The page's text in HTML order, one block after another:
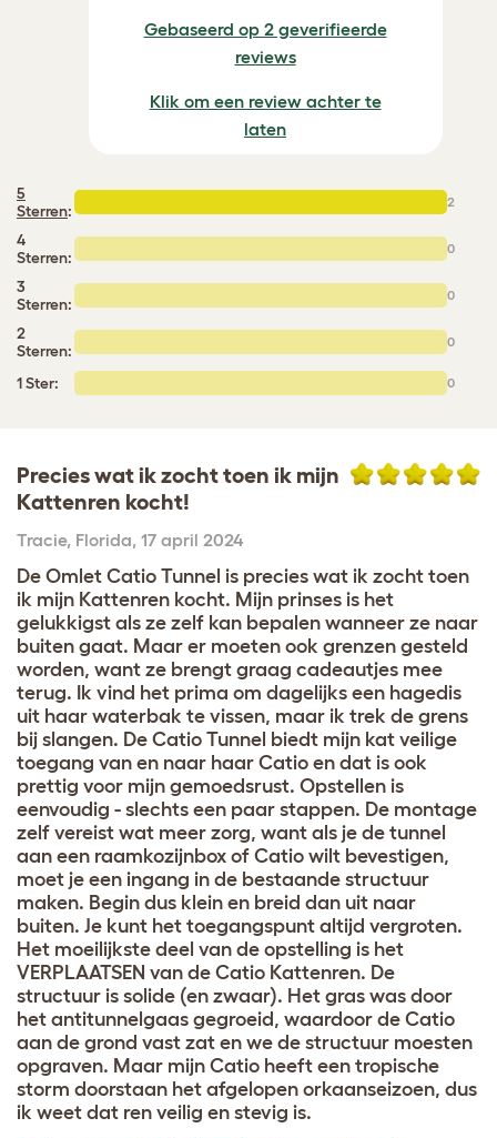
Gebaseerd op 2 geverifieerde
reviews
Klik om een review achter te
laten
5
Sterren: 2
4
Sterren:
0
3
Sterren:
0
2
Sterren:
0
1 Ster: 0
Precies wat ik zocht toen ik mijn
Kattenren kocht!
Tracie, Florida, 17 april 2024
De Omlet Catio Tunnel is precies wat ik zocht toen
ik mijn Kattenren kocht. Mijn prinses is het
gelukkigst als ze zelf kan bepalen wanneer ze naar
buiten gaat. Maar er moeten ook grenzen gesteld
worden, want ze brengt graag cadeautjes mee
terug. Ik vind het prima om dagelijks een hagedis
uit haar waterbak te vissen, maar ik trek de grens
bij slangen. De Catio Tunnel biedt mijn kat veilige
toegang van en naar haar Catio en dat is ook
prettig voor mijn gemoedsrust. Opstellen is
eenvoudig - slechts een paar stappen. De montage
zelf vereist wat meer zorg, want als je de tunnel
aan een raamkozijnbox of Catio wilt bevestigen,
moet je een ingang in de bestaande structuur
maken. Begin dus klein en breid dan uit naar
buiten. Je kunt het toegangspunt altijd vergroten.
Het moeilijkste deel van de opstelling is het
VERPLAATSEN van de Catio Kattenren. De
structuur is solide (en zwaar). Het gras was door
het antitunnelgaas gegroeid, waardoor de Catio
aan de grond vast zat en we de structuur moesten
opgraven. Maar mijn Catio heeft een tropische
storm doorstaan het afgelopen orkaanseizoen, dus
ik weet dat ren veilig en stevig is.